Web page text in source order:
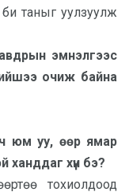
таныг уулзуулж
эмнэлгээс
очиж байна
юм уу, өөр ямар
ханддаг хүн бэ?
тохиолдоод